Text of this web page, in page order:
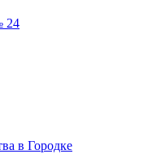
24
в Городке